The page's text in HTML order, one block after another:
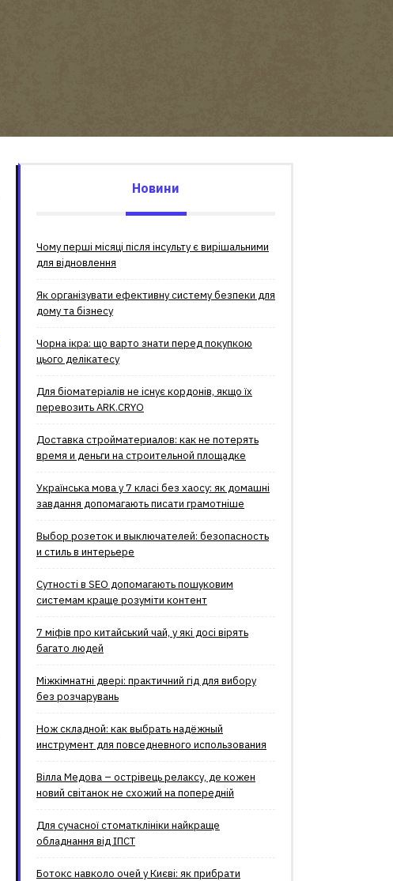
Новини
Чому перші місяці після інсульту є вирішальними
для відновлення
Як організувати ефективну систему безпеки для
дому та бізнесу
Чорна ікра: що варто знати перед покупкою
цього делікатесу
Для біоматеріалів не існує кордонів, якщо їх
перевозить ARK.CRYO
Доставка стройматериалов: как не потерять
время и деньги на строительной площадке
Українська мова у 7 класі без хаосу: як домашні
завдання допомагають писати грамотніше
Выбор розеток и выключателей: безопасность
и стиль в интерьере
Сутності в SEO допомагають пошуковим
системам краще розуміти контент
7 міфів про китайський чай, у які досі вірять
багато людей
Міжкімнатні двері: практичний гід для вибору
без розчарувань
Нож складной: как выбрать надёжный
инструмент для повседневного использования
Вілла Медова – острівець релаксу, де кожен
новий світанок не схожий на попередній
Для сучасної стоматклініки найкраще
обладнання від ІПСТ
Ботокс навколо очей у Києві: як прибрати